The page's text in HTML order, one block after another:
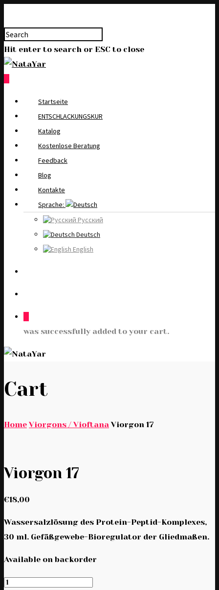
Hit enter to search or ESC to close
Startseite
ENTSCHLACKUNGSKUR
Katalog
Kostenlose Beratung
Feedback
Blog
Kontakte
Sprache:
Русский
Deutsch
English
was successfully added to your cart.
Cart
Home Viorgons / Vioftana Viorgon 17
Viorgon 17
€18,00
Wassersalzlösung des Protein-Peptid-Komplexes,
30 ml. Gefäßgewebe-Bioregulator der Gliedmaßen.
Available on backorder
Viorgon